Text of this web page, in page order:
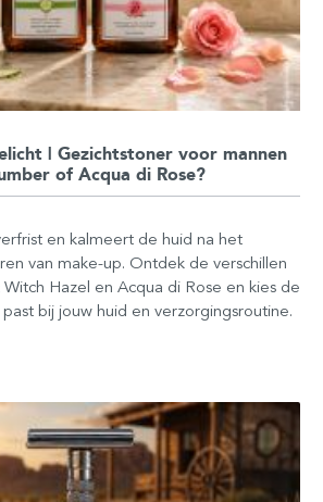
| Gezichtstoner voor mannen
of Acqua di Rose?
en kalmeert de huid na het
van make-up. Ontdek de verschillen
Hazel en Acqua di Rose en kies de
bij jouw huid en verzorgingsroutine.